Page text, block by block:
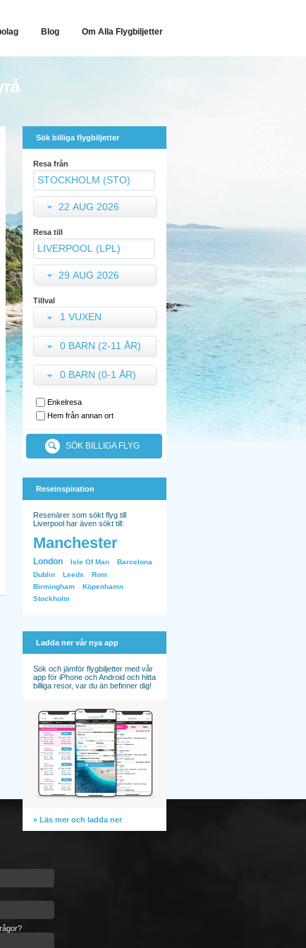
Blog Om Alla Flygbiljetter
Sök billiga flygbiljetter
Resa från
22 AUG 2026
Resa till
29 AUG 2026
Tillval
1 VUXEN
0 BARN (2-11 ÅR)
0 BARN (0-1 ÅR)
Enkelresa
Hem från annan ort
SÖK BILLIGA FLYG
Reseinspiration
Resenärer som sökt flyg till
Liverpool har även sökt till:
Manchester
London Isle Of Man
Barcelona
Dublin
Leeds
Rom
Birmingham
Köpenhamn
Stockholm
Ladda ner vår nya app
Sök och jämför flygbiljetter med vår
app för iPhone och Android och hitta
billiga resor, var du än befinner dig!
» Läs mer och ladda ner